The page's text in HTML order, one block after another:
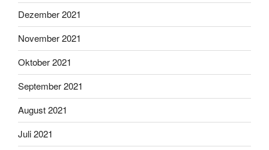
Dezember 2021
November 2021
Oktober 2021
September 2021
August 2021
Juli 2021